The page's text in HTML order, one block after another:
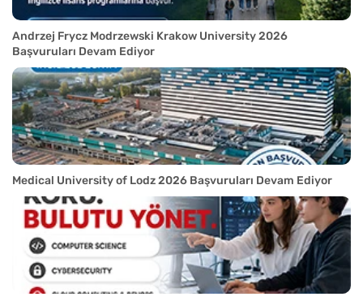
Andrzej Frycz Modrzewski Krakow University 2026
Başvuruları Devam Ediyor
Medical University of Lodz 2026 Başvuruları Devam Ediyor